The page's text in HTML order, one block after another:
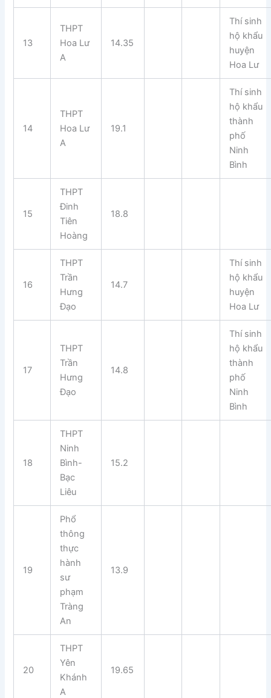
13
THPT
Hoa Lư
A
14.35
Thí sinh
hộ khẩu
huyện
Hoa Lư
14
THPT
Hoa Lư
A
19.1
Thí sinh
hộ khẩu
thành
phố
Ninh
Bình
15
THPT
Đinh
Tiên
Hoàng
18.8
16
THPT
Trần
Hưng
Đạo
14.7
Thí sinh
hộ khẩu
huyện
Hoa Lư
17
THPT
Trần
Hưng
Đạo
14.8
Thí sinh
hộ khẩu
thành
phố
Ninh
Bình
18
THPT
Ninh
Bình-
Bạc
Liêu
15.2
19
Phổ
thông
thực
hành
sư
phạm
Tràng
An
13.9
20
THPT
Yên
Khánh
A
19.65